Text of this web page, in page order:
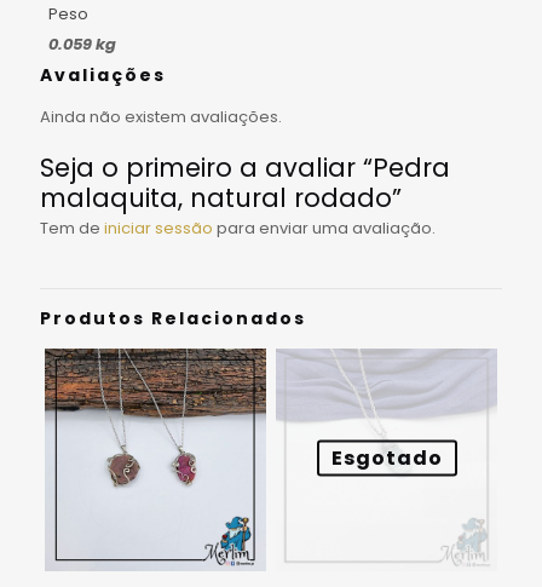
Peso
0.059 kg
Avaliações
Ainda não existem avaliações.
Seja o primeiro a avaliar “Pedra
malaquita, natural rodado”
Tem de iniciar sessão para enviar uma avaliação.
Produtos Relacionados
Esgotado